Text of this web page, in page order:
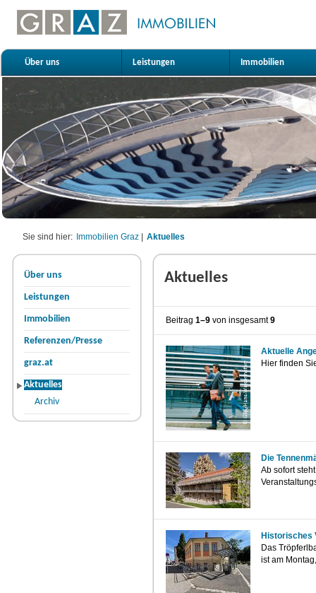
Über uns Leistungen Immobilien
Sie sind hier: Immobilien Graz Aktuelles
Über uns
Leistungen
Immobilien
Referenzen/Presse
graz.at
Aktuelles
Archiv
Aktuelles
Beitrag 1–9 von insgesamt9
Aktuelle
Hier finden
Die
Ab sofort
Historisches
Das
ist am